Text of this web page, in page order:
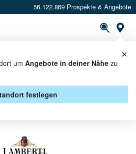
56.122.869 Prospekte & Angebote
um Angebote in deiner Nähe zu
festlegen
×
E CENTER -
AKTIONEN